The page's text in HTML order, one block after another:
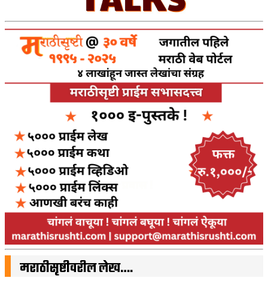
मराठीसृष्टीवरील लेख….